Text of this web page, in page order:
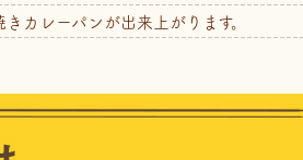
カレーパンが出来上がります。